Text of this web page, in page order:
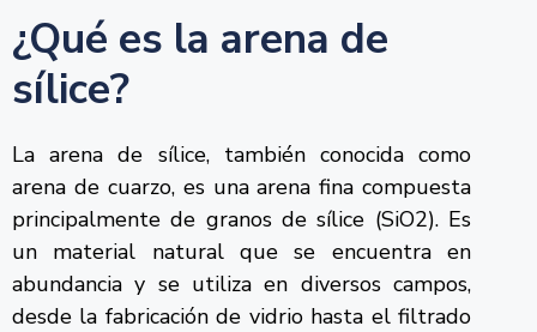
¿Qué es la arena de
sílice?
La arena de sílice, también conocida como
arena de cuarzo, es una arena fina compuesta
principalmente de granos de sílice (SiO2). Es
un material natural que se encuentra en
abundancia y se utiliza en diversos campos,
desde la fabricación de vidrio hasta el filtrado